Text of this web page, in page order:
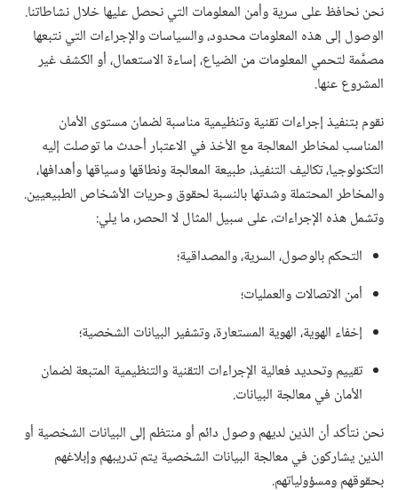
نحن نحافظ على سرية وأمن المعلومات التي نحصل عليها خلال نشاطاتنا.‏
الوصول إلى هذه المعلومات محدود،‏ والسياسات والإجراءات التي نتبعها
مصمَّمة لتحمي المعلومات من الضياع،‏ إساءة الاستعمال،‏ أو الكشف غير
المشروع عنها.‏
نقوم بتنفيذ إجراءات تقنية وتنظيمية مناسبة لضمان مستوى الأمان
المناسب لمخاطر المعالجة مع الأخذ في الاعتبار أحدث ما توصلت إليه
التكنولوجيا،‏ تكاليف التنفيذ،‏ طبيعة المعالجة ونطاقها وسياقها وأهدافها،‏
والمخاطر المحتملة وشدتها بالنسبة لحقوق وحريات الأشخاص الطبيعيين.‏
وتشمل هذه الإجراءات،‏ على سبيل المثال لا الحصر،‏ ما يلي:‏
التحكم بالوصول،‏ السرية،‏ والمصداقية؛‏
أمن الاتصالات والعمليات؛‏
إخفاء الهوية،‏ الهوية المستعارة،‏ وتشفير البيانات الشخصية؛‏
تقييم وتحديد فعالية الإجراءات التقنية والتنظيمية المتبعة لضمان
الأمان في معالجة البيانات.‏
نحن نتأكد أن الذين لديهم وصول دائم أو منتظم إلى البيانات الشخصية أو
الذين يشاركون في معالجة البيانات الشخصية يتم تدريبهم وإبلاغهم
بحقوقهم ومسؤولياتهم.‏